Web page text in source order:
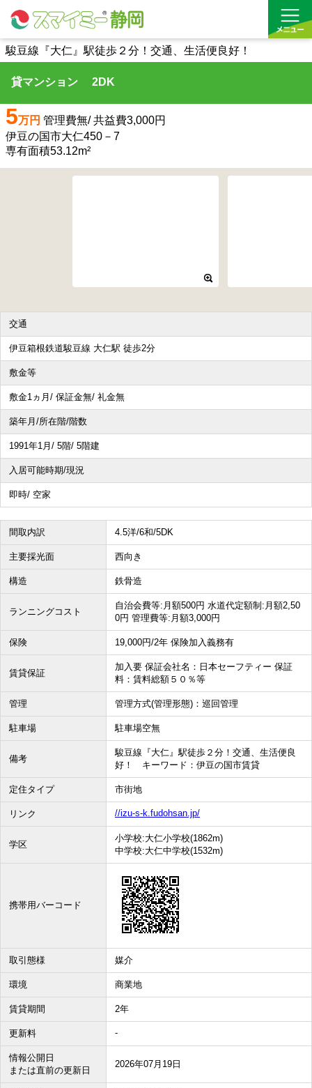
借りる
買う
お気に入り
沿線から探す(借りる)
その他、こだわり条件で探す
駿豆線『大仁』駅徒歩２分！交通、生活便良好！
貸マンション 2DK
5万円 管理費無/ 共益費3,000円
伊豆の国市大仁450－7
専有面積53.12m²
交通
伊豆箱根鉄道駿豆線 大仁駅 徒歩2分
敷金等
敷金1ヵ月/ 保証金無/ 礼金無
築年月/所在階/階数
1991年1月/ 5階/ 5階建
入居可能時期/現況
即時/ 空家
間取内訳 4.5洋/6和/5DK
主要採光面 西向き
構造 鉄骨造
ランニングコスト
自治会費等:月額500円 水道代定額制:月額2,50
0円 管理費等:月額3,000円
保険 19,000円/2年 保険加入義務有
賃貸保証
加入要 保証会社名：日本セーフティー 保証
料：賃料総額５０％等
管理 管理方式(管理形態)：巡回管理
駐車場 駐車場空無
備考
駿豆線『大仁』駅徒歩２分！交通、生活便良
好！ キーワード：伊豆の国市賃貸
定住タイプ 市街地
リンク //izu-s-k.fudohsan.jp/
学区
小学校:大仁小学校(1862m)
中学校:大仁中学校(1532m)
携帯用バーコード
取引態様 媒介
環境 商業地
賃貸期間 2年
更新料 -
情報公開日
または直前の更新日
2026年07月19日